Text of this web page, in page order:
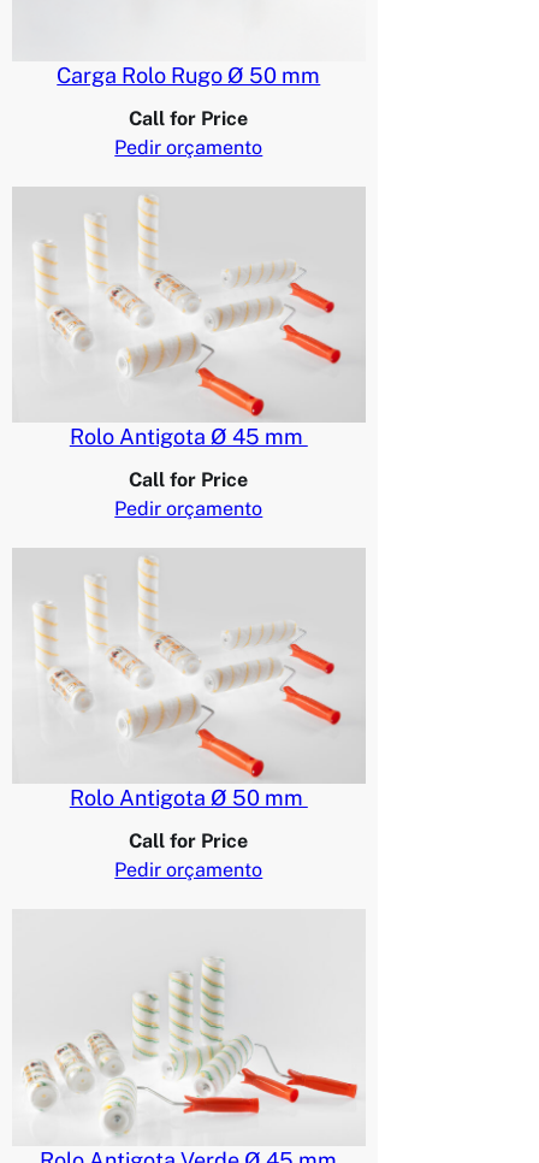
Carga Rolo Rugo Ø 50 mm
Call for Price
Pedir orçamento
Rolo Antigota Ø 45 mm
Call for Price
Pedir orçamento
Rolo Antigota Ø 50 mm
Call for Price
Pedir orçamento